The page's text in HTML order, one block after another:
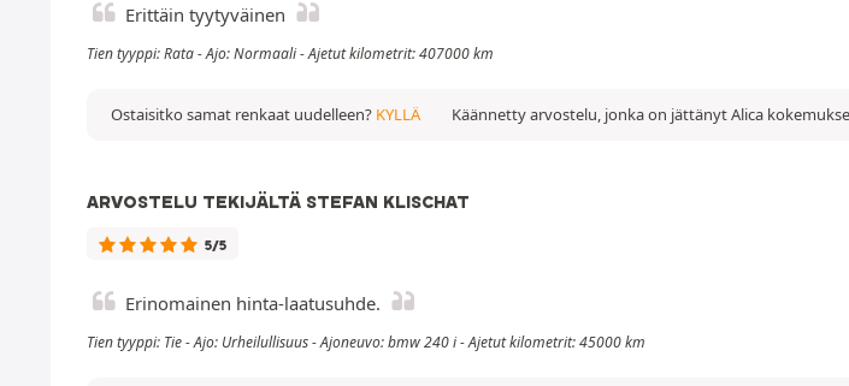
Erittäin tyytyväinen
Tien tyyppi: Rata - Ajo: Normaali - Ajetut kilometrit: 407000 km
Käännetty arvostelu, jonka on jättänyt Alica
Ostaisitko samat renkaat uudelleen? KYLLÄ
ARVOSTELU TEKIJÄLTÄ STEFAN KLISCHAT
5/5
Erinomainen hinta-laatusuhde.
Tien tyyppi: Tie - Ajo: Urheilullisuus - Ajoneuvo: bmw 240 i - Ajetut kilometrit: 45000 km